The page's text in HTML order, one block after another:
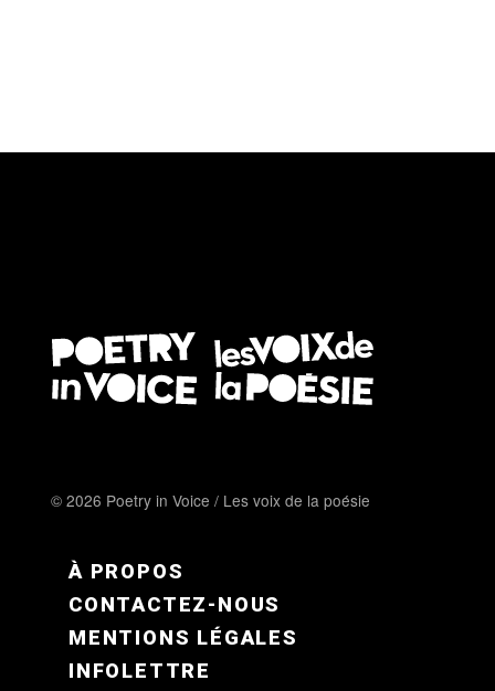
© 2026 Poetry in Voice / Les voix de la poésie
FOOTER MENU FR
À PROPOS
CONTACTEZ-NOUS
MENTIONS LÉGALES
INFOLETTRE